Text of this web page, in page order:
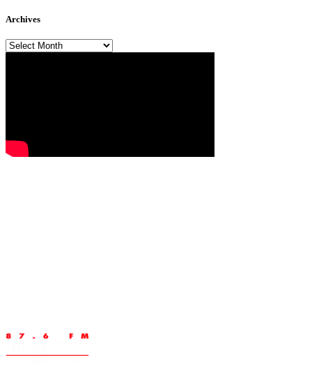
Archives
Archives